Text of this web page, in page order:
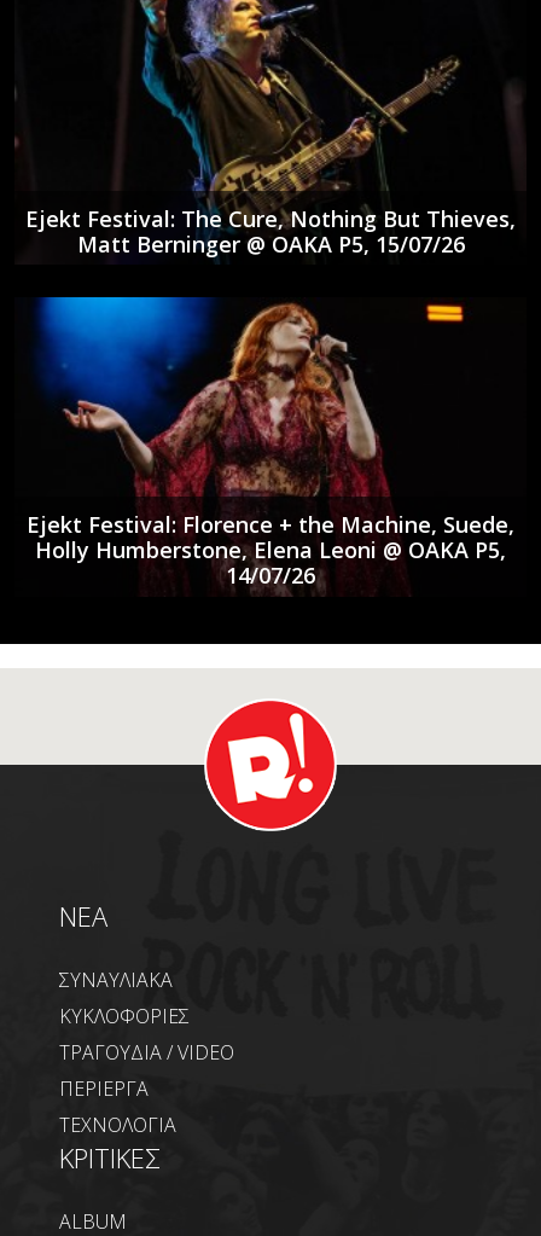
Ejekt Festival: The Cure, Nothing But Thieves,
Matt Berninger @ ΟΑΚΑ P5, 15/07/26
Ejekt Festival: Florence + the Machine, Suede,
Holly Humberstone, Elena Leoni @ ΟΑΚΑ P5,
14/07/26
NEA
ΣΥΝΑΥΛΙΑΚΑ
ΚΥΚΛΟΦΟΡΙΕΣ
ΤΡΑΓΟΥΔΙΑ / VIDEO
ΠΕΡΙΕΡΓΑ
ΤΕΧΝΟΛΟΓΙΑ
ΚΡΙΤΙΚΕΣ
ALBUM